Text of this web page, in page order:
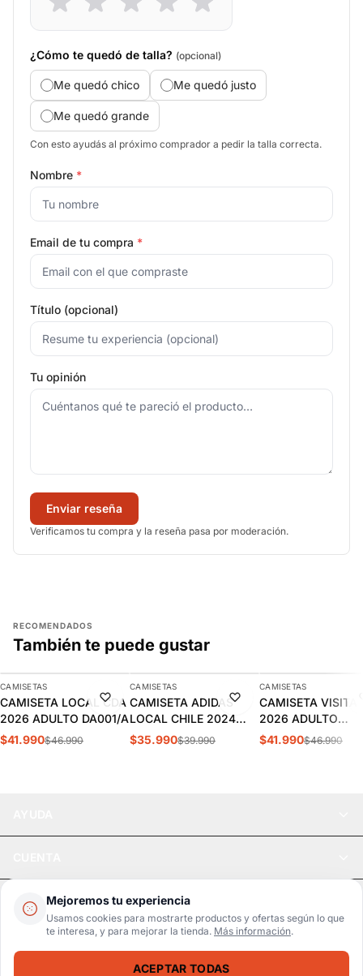
Mejoremos tu experiencia
Usamos cookies para mostrarte productos y ofertas según lo que
te interesa, y para mejorar la tienda. Más información.
ACEPTAR TODAS
¿Cómo te quedó de talla? (opcional)
Me quedó chico Me quedó justo
Me quedó grande
Con esto ayudás al próximo comprador a pedir la talla correcta.
Nombre *
Email de tu compra *
Título (opcional)
Tu opinión
Enviar reseña
Verificamos tu compra y la reseña pasa por moderación.
RECOMENDADOS
También te puede gustar
-11%
AGREGAR
CAMISETAS
CAMISETA LOCAL CDA
2026 ADULTO DA001/A
$41.990$46.990
-10%
AGREGAR
CAMISETAS
CAMISETA ADIDAS
LOCAL CHILE 2024
HOMBRE | IP8455
$35.990$39.990
-11%
CAMISETAS
CAMISETA VISITA
2026 ADULTO
DA002/A
$41.990$46.990
LEGAL
Pago seguro SSL / Datos protegidos